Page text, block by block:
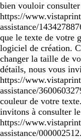
bien vouloir
https://
assistance/
que le texte de votre
logiciel de création.
changer la taille de
détails, nous vous
https://
assistance/
couleur de votre
invitons à consulter
https://
assistance/